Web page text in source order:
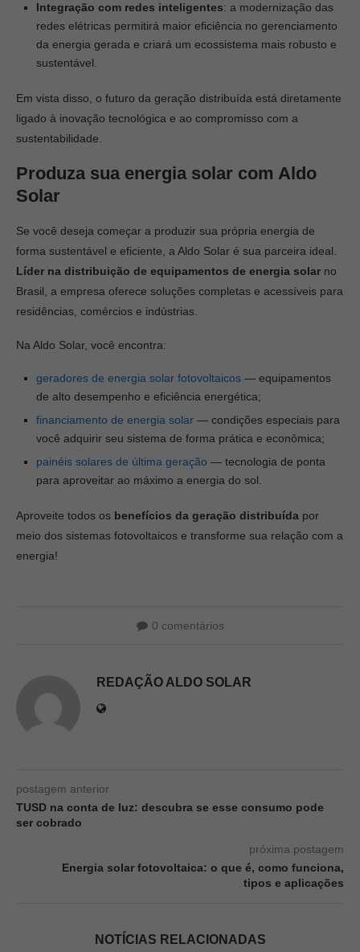
Integração com redes inteligentes: a modernização das
redes elétricas permitirá maior eficiência no gerenciamento
da energia gerada e criará um ecossistema mais robusto e
sustentável.
Em vista disso, o futuro da geração distribuída está diretamente
ligado à inovação tecnológica e ao compromisso com a
sustentabilidade.
Produza sua energia solar com Aldo
Solar
Se você deseja começar a produzir sua própria energia de
forma sustentável e eficiente, a Aldo Solar é sua parceira ideal.
Líder na distribuição de equipamentos de energia solar no
Brasil, a empresa oferece soluções completas e acessíveis para
residências, comércios e indústrias.
Na Aldo Solar, você encontra:
geradores de energia solar fotovoltaicos — equipamentos
de alto desempenho e eficiência energética;
financiamento de energia solar — condições especiais para
você adquirir seu sistema de forma prática e econômica;
painéis solares de última geração — tecnologia de ponta
para aproveitar ao máximo a energia do sol.
Aproveite todos os benefícios da geração distribuída por
meio dos sistemas fotovoltaicos e transforme sua relação com a
energia!
0 comentários
REDAÇÃO ALDO SOLAR
postagem anterior
TUSD na conta de luz: descubra se esse consumo pode
ser cobrado
próxima postagem
Energia solar fotovoltaica: o que é, como funciona,
tipos e aplicações
NOTÍCIAS RELACIONADAS